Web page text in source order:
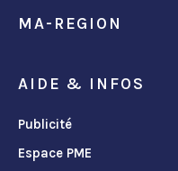
MA-REGION
AIDE & INFOS
Publicité
Espace PME